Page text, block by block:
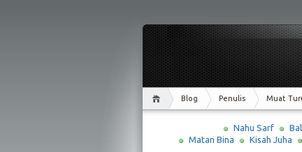
Blog Penulis Muat
Nahu Sarf
Matan Bina
Kisah Juha